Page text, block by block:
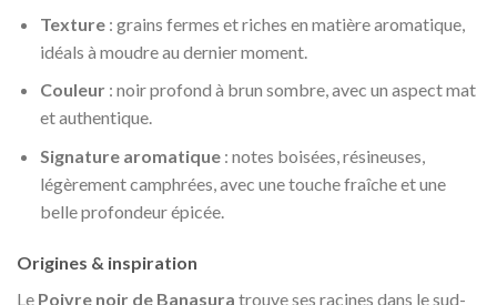
Texture: grains fermes et riches en matière aromatique,
idéals à moudre au dernier moment.
Couleur: noir profond à brun sombre, avec un aspect mat
et authentique.
Signature aromatique: notes boisées, résineuses,
légèrement camphrées, avec une touche fraîche et une
belle profondeur épicée.
Origines & inspiration
Le Poivre noir de Banasura trouve ses racines dans le sud-